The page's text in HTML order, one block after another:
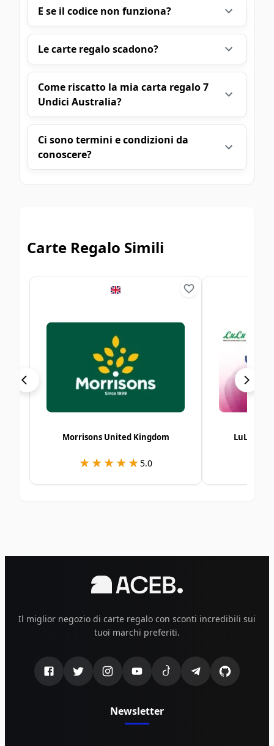
E se il codice non funziona?
Le carte regalo scadono?
Come riscatto la mia carta regalo 7
Undici Australia?
Ci sono termini e condizioni da
conoscere?
Carte Regalo Simili
Morrisons United Kingdom
★★★★★
★★★★★5.0
LuLu
Il miglior negozio di carte regalo con sconti incredibili sui
tuoi marchi preferiti.
Newsletter